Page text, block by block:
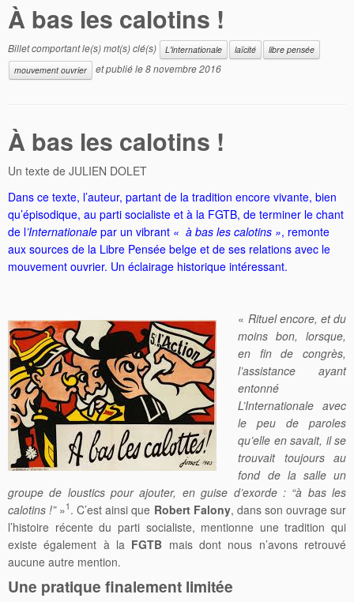
À bas les calotins !
Billet comportant le(s) mot(s) clé(s) L'internationale laïcité
libre pensée
mouvement ouvrier
et publié le8 novembre 2016
À bas les calotins !
Un texte de JULIEN DOLET
Dans ce texte, l’auteur, partant de la tradition encore vivante, bien
qu’épisodique, au parti socialiste et à la FGTB, de terminer le chant
de l’Internationale par un vibrant « à bas les calotins », remonte
aux sources de la Libre Pensée belge et de ses relations avec le
mouvement ouvrier. Un éclairage historique intéressant.
« Rituel encore, et du
moins bon, lorsque,
en fin de congrès,
l’assistance ayant
entonné
L’Internationale avec
le peu de paroles
qu’elle en savait, il se
trouvait toujours au
fond de la salle un
groupe de loustics pour ajouter, en guise d’exorde : “à bas les
calotins !”»1 . C’est ainsi que Robert Falony, dans son ouvrage sur
l’histoire récente du parti socialiste, mentionne une tradition qui
existe également à la FGTB mais dont nous n’avons retrouvé
aucune autre mention.
Une pratique finalement limitée